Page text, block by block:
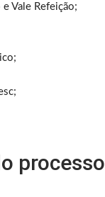
Vale Refeição;
processo